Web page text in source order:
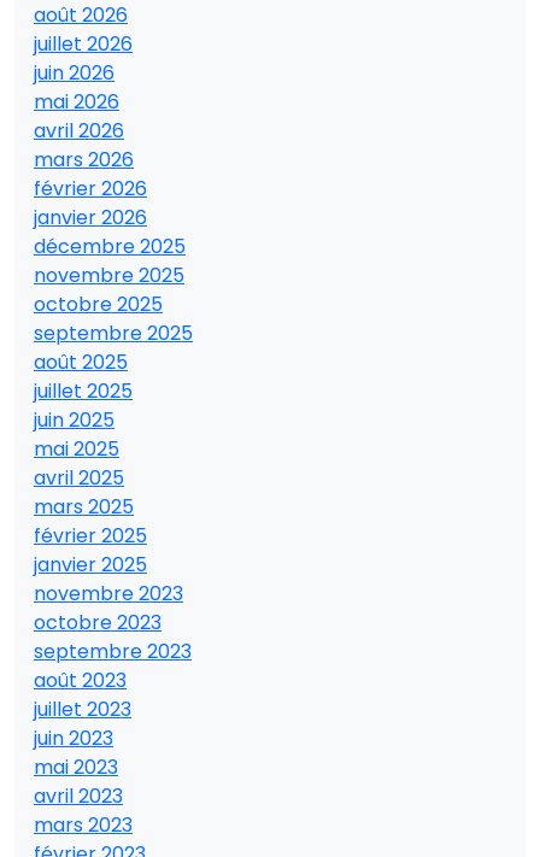
août 2026
juillet 2026
juin 2026
mai 2026
avril 2026
mars 2026
février 2026
janvier 2026
décembre 2025
novembre 2025
octobre 2025
septembre 2025
août 2025
juillet 2025
juin 2025
mai 2025
avril 2025
mars 2025
février 2025
janvier 2025
novembre 2023
octobre 2023
septembre 2023
août 2023
juillet 2023
juin 2023
mai 2023
avril 2023
mars 2023